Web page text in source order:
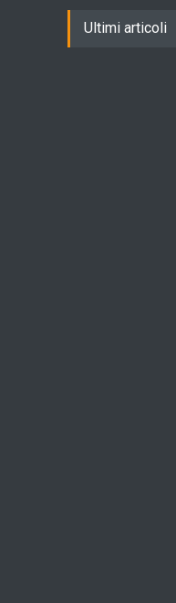
Ultimi articoli